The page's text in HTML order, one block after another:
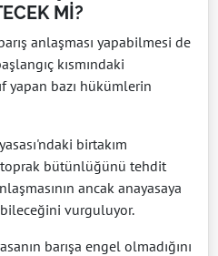
Mİ?
anlaşması yapabilmesi de
kısmındaki
yapan bazı hükümlerin
birtakım
toprak bütünlüğünü tehdit
ancak anayasaya
vurguluyor.
barışa engel olmadığını